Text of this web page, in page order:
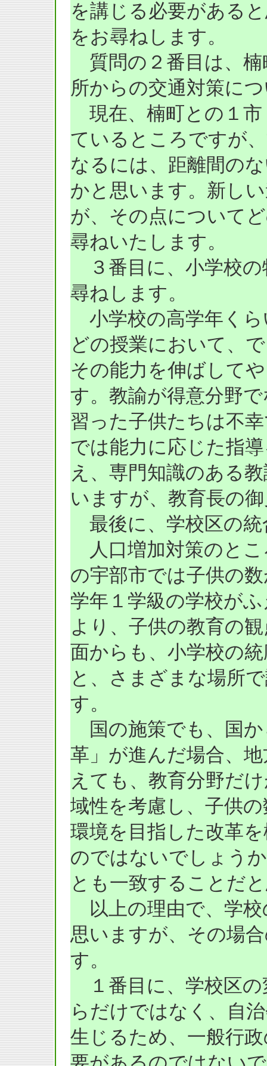
を講じる必要がある
をお尋ねします。
質問の２番目は、楠
所からの交通対策に
現在、楠町との１市
ているところですが
なるには、距離間の
かと思います。新し
が、その点について
尋ねいたします。
３番目に、小学校の
尋ねします。
小学校の高学年くら
どの授業において、
その能力を伸ばして
す。教諭が得意分野
習った子供たちは不
では能力に応じた指
え、専門知識のある
いますが、教育長の
最後に、学校区の統
人口増加対策のとこ
の宇部市では子供の
学年１学級の学校が
より、子供の教育の
面からも、小学校の
と、さまざまな場所
す。
国の施策でも、国か
革」が進んだ場合、
えても、教育分野だ
域性を考慮し、子供
環境を目指した改革
のではないでしょう
とも一致することだ
以上の理由で、学校
思いますが、その場
す。
１番目に、学校区の
らだけではなく、自
生じるため、一般行